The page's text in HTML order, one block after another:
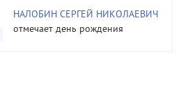
НАЛОБИН СЕРГЕЙ НИКОЛАЕВИЧ
отмечает день рождения